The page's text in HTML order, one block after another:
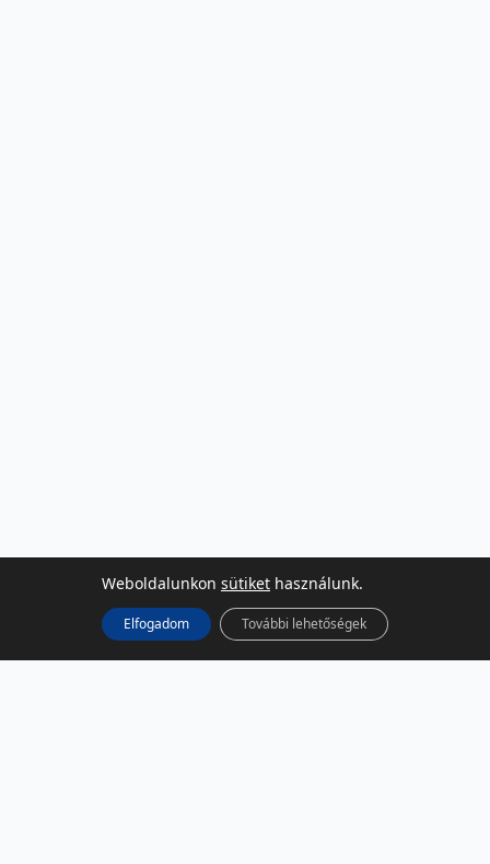
Weboldalunkon sütiket használunk.
Elfogadom További lehetőségek